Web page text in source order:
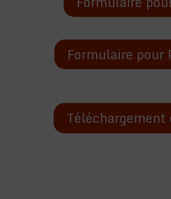
Formulaire pour